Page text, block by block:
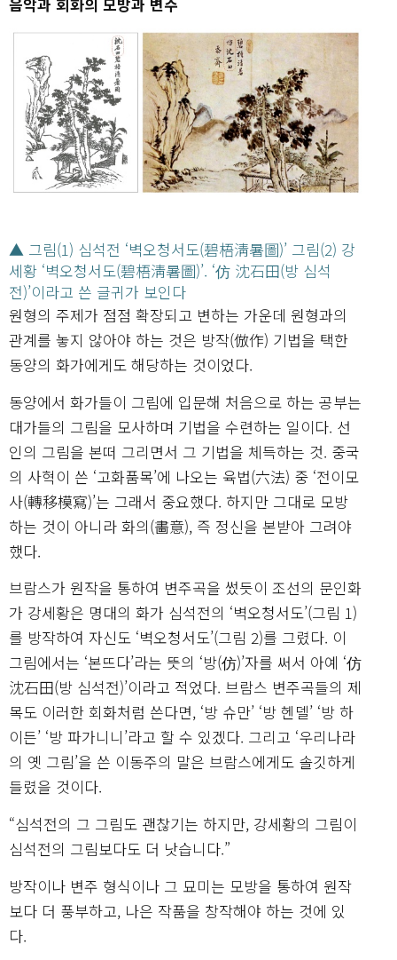
▲ 그림(1) 심석전 ‘벽오청서도(碧梧淸暑圖)’ 그림(2) 강
세황 ‘벽오청서도(碧梧淸暑圖)’. ‘仿 沈石田(방 심석
전)’이라고 쓴 글귀가 보인다
원형의 주제가 점점 확장되고 변하는 가운데 원형과의
관계를 놓지 않아야 하는 것은 방작(倣作) 기법을 택한
동양의 화가에게도 해당하는 것이었다.
동양에서 화가들이 그림에 입문해 처음으로 하는 공부는
대가들의 그림을 모사하며 기법을 수련하는 일이다. 선
인의 그림을 본떠 그리면서 그 기법을 체득하는 것. 중국
의 사혁이 쓴 ‘고화품목’에 나오는 육법(六法) 중 ‘전이모
사(轉移模寫)’는 그래서 중요했다. 하지만 그대로 모방
하는 것이 아니라 화의(畵意), 즉 정신을 본받아 그려야
했다.
브람스가 원작을 통하여 변주곡을 썼듯이 조선의 문인화
가 강세황은 명대의 화가 심석전의 ‘벽오청서도’(그림 1)
를 방작하여 자신도 ‘벽오청서도’(그림 2)를 그렸다. 이
그림에서는 ‘본뜨다’라는 뜻의 ‘방(仿)’자를 써서 아예 ‘仿
沈石田(방 심석전)’이라고 적었다. 브람스 변주곡들의 제
목도 이러한 회화처럼 쓴다면, ‘방 슈만’ ‘방 헨델’ ‘방 하
이든’ ‘방 파가니니’라고 할 수 있겠다. 그리고 ‘우리나라
의 옛 그림’을 쓴 이동주의 말은 브람스에게도 솔깃하게
들렸을 것이다.
“심석전의 그 그림도 괜찮기는 하지만, 강세황의 그림이
심석전의 그림보다도 더 낫습니다.”
방작이나 변주 형식이나 그 묘미는 모방을 통하여 원작
보다 더 풍부하고, 나은 작품을 창작해야 하는 것에 있
다.